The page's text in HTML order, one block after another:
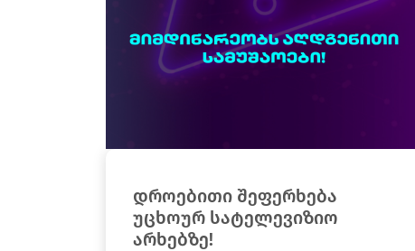
დროებითი შეფერხება
უცხოურ სატელევიზიო
არხებზე!